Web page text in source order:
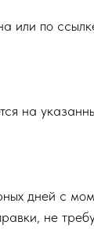
или по
на
дней с
не